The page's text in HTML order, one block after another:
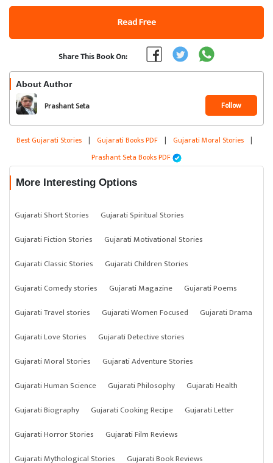
Read Free
Share This Book On:
About Author
Prashant Seta Follow
Best Gujarati Stories | Gujarati Books PDF | Gujarati Moral Stories |
Prashant Seta Books PDF
More Interesting Options
Gujarati Short Stories
Gujarati Spiritual Stories
Gujarati Fiction Stories
Gujarati Motivational Stories
Gujarati Classic Stories
Gujarati Children Stories
Gujarati Comedy stories
Gujarati Magazine
Gujarati Poems
Gujarati Travel stories
Gujarati Women Focused
Gujarati Drama
Gujarati Love Stories
Gujarati Detective stories
Gujarati Moral Stories
Gujarati Adventure Stories
Gujarati Human Science
Gujarati Philosophy
Gujarati Health
Gujarati Biography
Gujarati Cooking Recipe
Gujarati Letter
Gujarati Horror Stories
Gujarati Film Reviews
Gujarati Mythological Stories
Gujarati Book Reviews